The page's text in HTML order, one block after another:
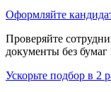
Оформляйте
Проверяйте
документы без
Ускорьте подбор в 2